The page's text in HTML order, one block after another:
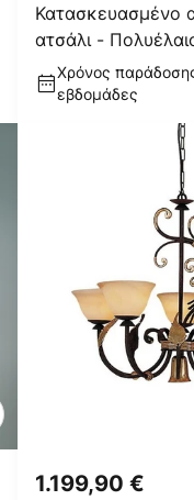
Κατασκευασμένο
ατσάλι -
5-φωτός
Χρόνος
εβδομάδες
1.199,90 €